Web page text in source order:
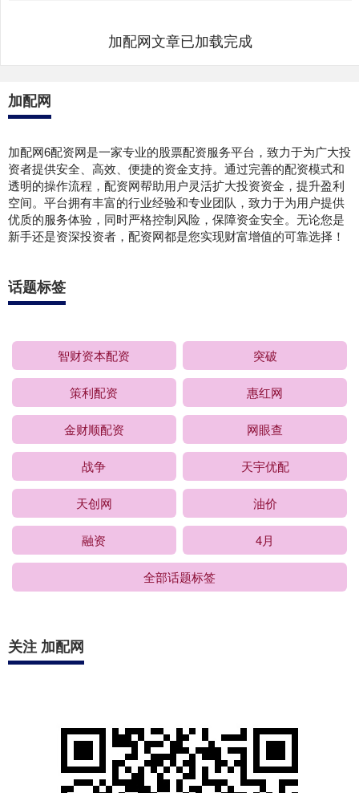
加配网文章已加载完成
加配网
加配网6配资网是一家专业的股票配资服务平台，致力于为广大投
资者提供安全、高效、便捷的资金支持。通过完善的配资模式和
透明的操作流程，配资网帮助用户灵活扩大投资资金，提升盈利
空间。平台拥有丰富的行业经验和专业团队，致力于为用户提供
优质的服务体验，同时严格控制风险，保障资金安全。无论您是
新手还是资深投资者，配资网都是您实现财富增值的可靠选择！
话题标签
智财资本配资 突破
策利配资 惠红网
金财顺配资 网眼查
战争 天宇优配
天创网 油价
融资 4月
全部话题标签
关注 加配网